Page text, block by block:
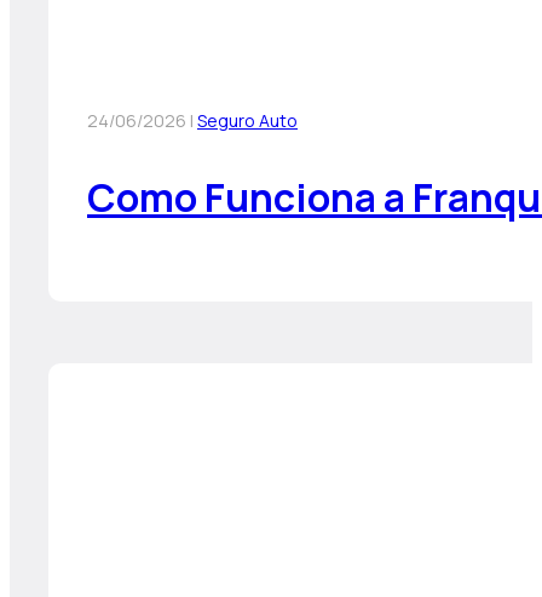
24/06/2026 | Seguro Auto
Como Funciona a